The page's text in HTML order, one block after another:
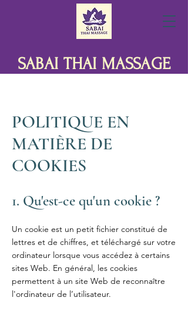
SABAI THAI MASSAGE
POLITIQUE EN
MATIÈRE DE
COOKIES
1. Qu'est-ce qu'un cookie ?
Un cookie est un petit fichier constitué de
lettres et de chiffres, et téléchargé sur votre
ordinateur lorsque vous accédez à certains
sites Web. En général, les cookies
permettent à un site Web de reconnaître
l'ordinateur de l’utilisateur.